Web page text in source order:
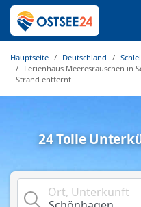
Hauptseite Deutschland Schlei
Ferienhaus Meeresrauschen in
Strand entfernt
24 Tolle
Ort, Unterkunft